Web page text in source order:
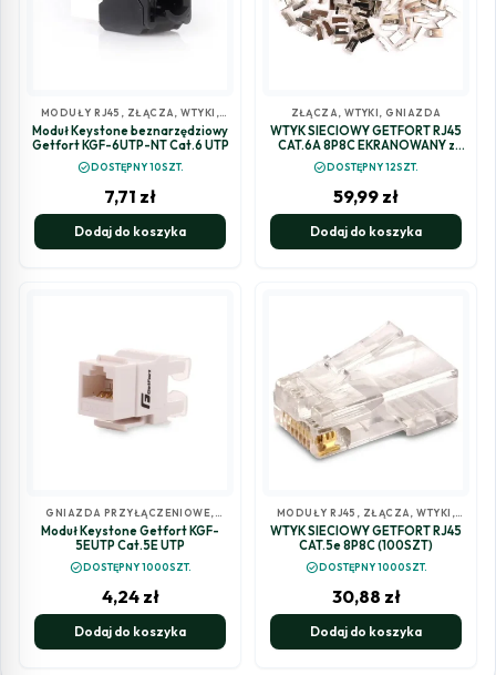
MODUŁY RJ45
ZŁĄCZA, WTYKI,
GNIAZDA
Moduł Keystone beznarzędziowy
Getfort KGF-6UTP-NT Cat.6 UTP
check_circleDOSTĘPNY 10SZT.
7,71 zł
Dodaj do koszyka
ZŁĄCZA, WTYKI, GNIAZDA
WTYK SIECIOWY GETFORT RJ45
CAT.6A 8P8C EKRANOWANY z
prowadnicą (100szt)
check_circleDOSTĘPNY 12SZT.
59,99 zł
Dodaj do koszyka
GNIAZDA PRZYŁĄCZENIOWE
ZŁĄCZA, WTYKI, GNIAZDA
Moduł Keystone Getfort KGF-
5EUTP Cat.5E UTP
check_circleDOSTĘPNY 1000SZT.
4,24 zł
Dodaj do koszyka
MODUŁY RJ45
ZŁĄCZA, WTYKI,
GNIAZDA
WTYK SIECIOWY GETFORT RJ45
CAT.5e 8P8C (100SZT)
check_circleDOSTĘPNY 1000SZT.
30,88 zł
Dodaj do koszyka